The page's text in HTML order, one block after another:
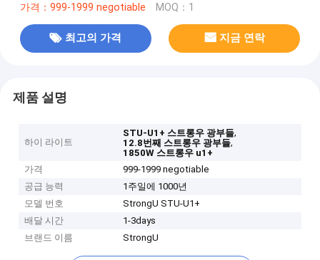
가격：999-1999 negotiable MOQ：1
최고의 가격 지금 연락
제품 설명
하이 라이트
STU-U1+ 스트롱우 광부들,
12.8번째 스트롱우 광부들,
1850W 스트롱우 u1+
가격
999-1999 negotiable
공급 능력
1주일에 1000년
모델 번호
StrongU STU-U1+
배달 시간
1-3days
브랜드 이름
StrongU